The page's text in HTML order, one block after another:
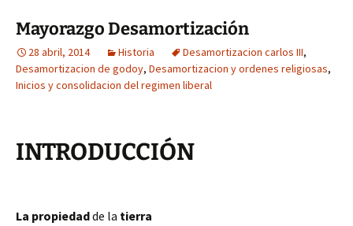
Mayorazgo Desamortización
28 abril, 2014 Historia Desamortizacion carlos III,
Desamortizacion de godoy, Desamortizacion y ordenes religiosas,
Inicios y consolidacion del regimen liberal
INTRODUCCIÓN
La propiedadde la tierra